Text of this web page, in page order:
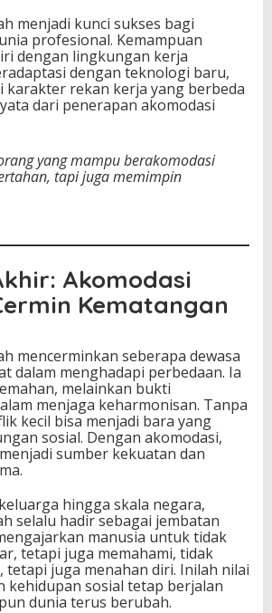
menjadi kunci sukses bagi
profesional. Kemampuan
dengan lingkungan kerja
dengan teknologi baru,
karakter rekan kerja yang berbeda
dari penerapan akomodasi
yang mampu berakomodasi
tapi juga memimpin
Akomodasi
Kematangan
mencerminkan seberapa dewasa
dalam menghadapi perbedaan. Ia
melainkan bukti
menjaga keharmonisan. Tanpa
kecil bisa menjadi bara yang
sosial. Dengan akomodasi,
sumber kekuatan dan
hingga skala negara,
selalu hadir sebagai jembatan
manusia untuk tidak
tetapi juga memahami, tidak
tetapi juga menahan diri. Inilah nilai
kehidupan sosial tetap berjalan
dunia terus berubah.